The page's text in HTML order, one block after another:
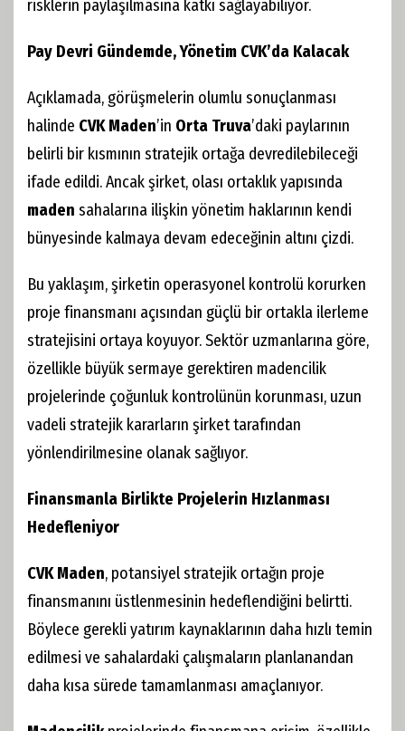
risklerin paylaşılmasına katkı sağlayabiliyor.
Pay Devri Gündemde, Yönetim CVK’da Kalacak
Açıklamada, görüşmelerin olumlu sonuçlanması
halinde CVK Maden’in Orta Truva’daki paylarının
belirli bir kısmının stratejik ortağa devredilebileceği
ifade edildi. Ancak şirket, olası ortaklık yapısında
maden sahalarına ilişkin yönetim haklarının kendi
bünyesinde kalmaya devam edeceğinin altını çizdi.
Bu yaklaşım, şirketin operasyonel kontrolü korurken
proje finansmanı açısından güçlü bir ortakla ilerleme
stratejisini ortaya koyuyor. Sektör uzmanlarına göre,
özellikle büyük sermaye gerektiren madencilik
projelerinde çoğunluk kontrolünün korunması, uzun
vadeli stratejik kararların şirket tarafından
yönlendirilmesine olanak sağlıyor.
Finansmanla Birlikte Projelerin Hızlanması
Hedefleniyor
CVK Maden, potansiyel stratejik ortağın proje
finansmanını üstlenmesinin hedeflendiğini belirtti.
Böylece gerekli yatırım kaynaklarının daha hızlı temin
edilmesi ve sahalardaki çalışmaların planlanandan
daha kısa sürede tamamlanması amaçlanıyor.